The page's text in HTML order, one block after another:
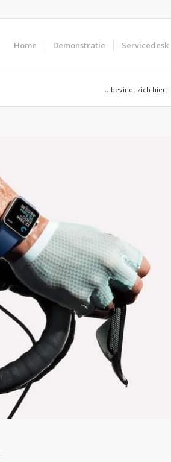
Home Demonstratie Servicedesk
U bevindt zich hier: